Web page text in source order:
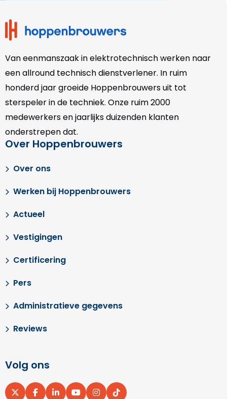
Van eenmanszaak in elektrotechnisch werken naar
een allround technisch dienstverlener. In ruim
honderd jaar groeide Hoppenbrouwers uit tot
sterspeler in de techniek. Onze ruim 2000
medewerkers en jaarlijks duizenden klanten
onderstrepen dat.
Over Hoppenbrouwers
Over ons
Werken bij Hoppenbrouwers
Actueel
Vestigingen
Certificering
Pers
Administratieve gegevens
Reviews
Volg ons